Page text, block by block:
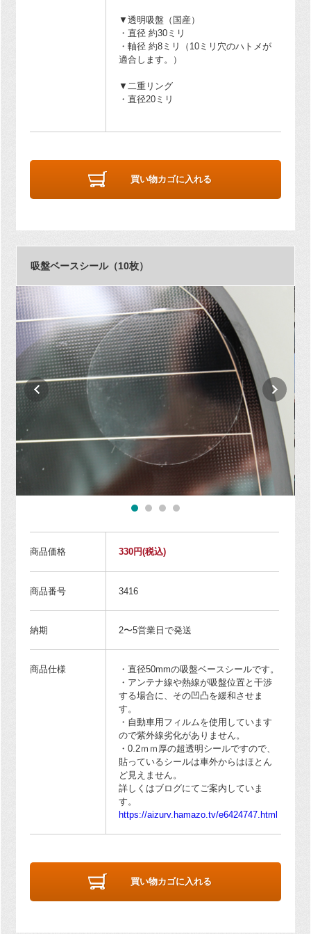
▼透明吸盤（国産）
・直径 約30ミリ
・軸径 約8ミリ（10ミリ穴のハトメが
適合します。）
▼二重リング
・直径20ミリ
買い物カゴに入れる
吸盤ベースシール（10枚）
商品価格 330円(税込)
商品番号 3416
納期 2〜5営業日で発送
商品仕様
・直径50mmの吸盤ベースシールです。
・アンテナ線や熱線が吸盤位置と干渉
する場合に、その凹凸を緩和させま
す。
・自動車用フィルムを使用しています
ので紫外線劣化がありません。
・0.2ｍｍ厚の超透明シールですので、
貼っているシールは車外からはほとん
ど見えません。
詳しくはブログにてご案内していま
す。
https://aizurv.hamazo.tv/e6424747.html
買い物カゴに入れる